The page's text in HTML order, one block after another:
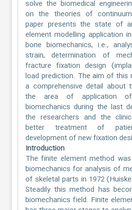
solve the biomedical
on the theories of
paper presents the state of
element modelling application
bone biomechanics, i.e.,
strain, determination of
fracture fixation design
load prediction. The aim of this
a comprehensive detail about
the area of application
biomechanics during the last
the researchers and the
better treatment of
development of new fixation
Introduction
The finite element method
biomechanics for analysis of
of skeletal parts in 1972
Steadily this method has
biomechanics field. Finite